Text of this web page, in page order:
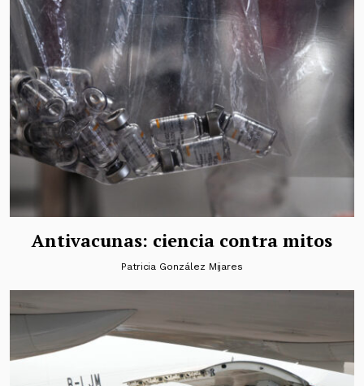
Antivacunas: ciencia contra mitos
Patricia González Mijares